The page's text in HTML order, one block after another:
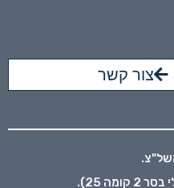
צור קשר